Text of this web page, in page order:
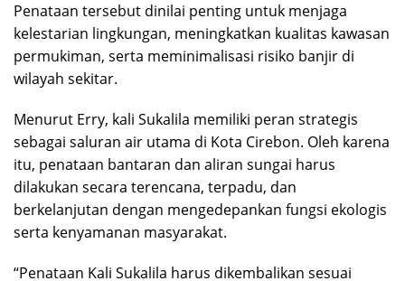
Penataan tersebut dinilai penting untuk menjaga
kelestarian lingkungan, meningkatkan kualitas kawasan
permukiman, serta meminimalisasi risiko banjir di
wilayah sekitar.
Menurut Erry, kali Sukalila memiliki peran strategis
sebagai saluran air utama di Kota Cirebon. Oleh karena
itu, penataan bantaran dan aliran sungai harus
dilakukan secara terencana, terpadu, dan
berkelanjutan dengan mengedepankan fungsi ekologis
serta kenyamanan masyarakat.
“Penataan Kali Sukalila harus dikembalikan sesuai